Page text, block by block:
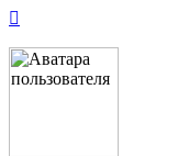
началу